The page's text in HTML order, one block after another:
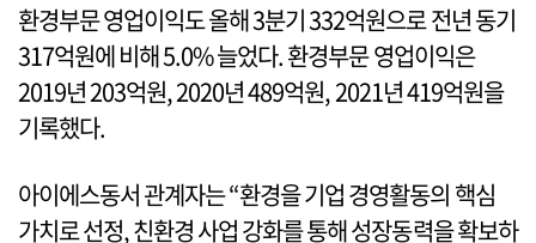
환경부문 영업이익도 올해 3분기 332억원으로 전년 동기
317억원에 비해 5.0% 늘었다. 환경부문 영업이익은
2019년 203억원, 2020년 489억원, 2021년 419억원을
기록했다.
아이에스동서 관계자는 “환경을 기업 경영활동의 핵심
가치로 선정, 친환경 사업 강화를 통해 성장동력을 확보하